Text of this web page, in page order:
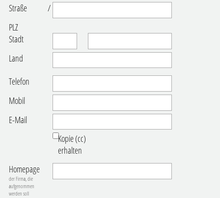
Straße
PLZ
/
Stadt
Land
Telefon
Mobil
E-Mail
Kopie (cc)
erhalten
Homepage
der Firma, die
aufgenommen
werden soll